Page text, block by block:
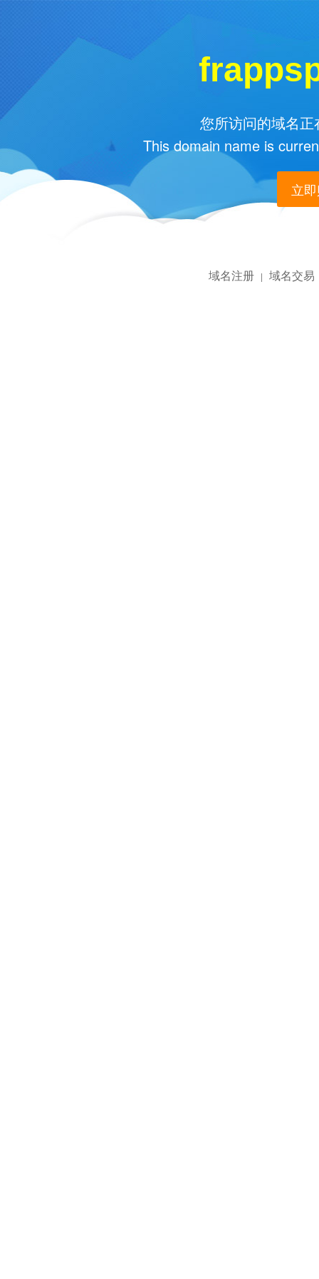
您所访问的域名
This domain name is
立
域名注册 | 域名交易